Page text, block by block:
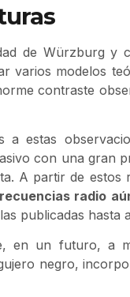
de Würzburg y
varios modelos
contraste
a estas
con una gran
A partir de estos
radio
publicadas hasta
en un futuro, a
negro,